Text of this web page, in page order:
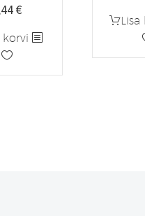
€.
€Praegune
on:
korvi
Lisa